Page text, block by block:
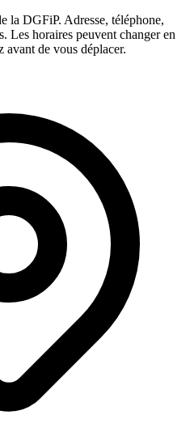
la DGFiP. Adresse, téléphone,
Les horaires peuvent changer en
de vous déplacer.